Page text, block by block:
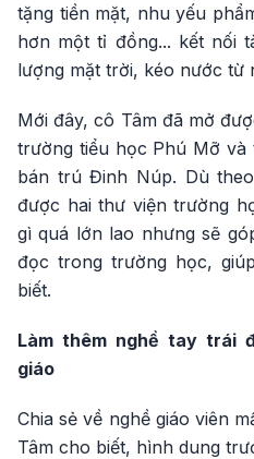
tặng tiền mặt, nhu yếu
hơn một tỉ đồng... kết nối
lượng mặt trời, kéo nước từ
Mới đây, cô Tâm đã mở
trường tiểu học Phú Mỡ
bán trú Đinh Núp. Dù
được hai thư viện trường
gì quá lớn lao nhưng sẽ
đọc trong trường học,
biết.
Làm thêm nghề tay trái
giáo
Chia sẻ về nghề giáo viên
Tâm cho biết, hình dung